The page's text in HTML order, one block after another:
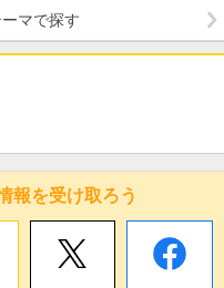
ーマで探す
報を受け取ろう